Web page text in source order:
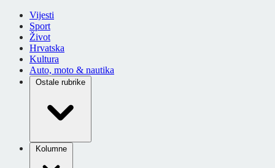
Vijesti
Sport
Život
Hrvatska
Kultura
Auto, moto & nautika
Ostale rubrike
Kolumne